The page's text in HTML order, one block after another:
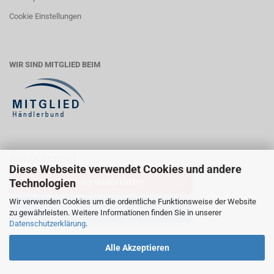
Diese Webseite verwendet Cookies und andere
Technologien
Wir verwenden Cookies um die ordentliche Funktionsweise der Website
zu gewährleisten. Weitere Informationen finden Sie in unserer
Datenschutzerklärung.
Alle Akzeptieren
Cookie Einstellungen
WIR SIND MITGLIED BEIM
Vertrag widerrufen
Widerrufsbelehrung